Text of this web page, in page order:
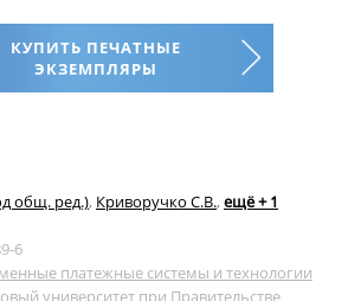
КУПИТЬ ПЕЧАТНЫЕ
ЭКЗЕМПЛЯРЫ
общ. ред.), Криворучко С.В., ещё + 1
6
платежные системы и технологии
университет при Правительстве